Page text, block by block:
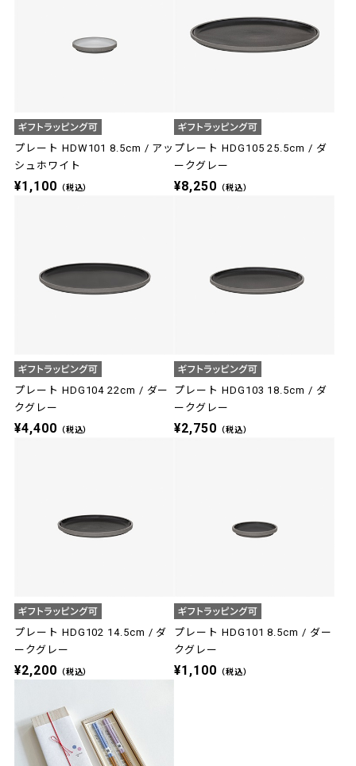
プレート HDW101 8.5cm / アッ
シュホワイト
¥1,100 （税込）
プレート HDG105 25.5cm / ダ
ークグレー
¥8,250 （税込）
プレート HDG104 22cm / ダー
クグレー
¥4,400 （税込）
プレート HDG103 18.5cm / ダ
ークグレー
¥2,750 （税込）
プレート HDG102 14.5cm / ダ
ークグレー
¥2,200 （税込）
プレート HDG101 8.5cm / ダー
クグレー
¥1,100 （税込）